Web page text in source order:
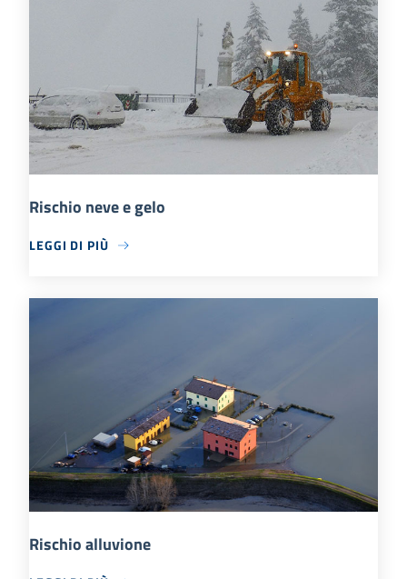
Rischio neve e gelo
LEGGI DI PIÙ
Rischio alluvione